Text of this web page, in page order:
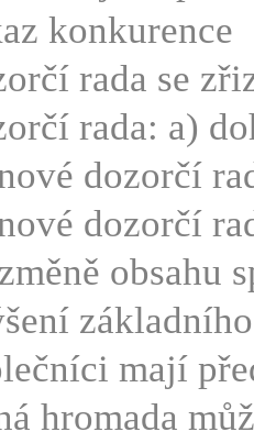
konkurence
rada se
rada: a)
dozorčí
dozorčí
obsahu
mají
hromada